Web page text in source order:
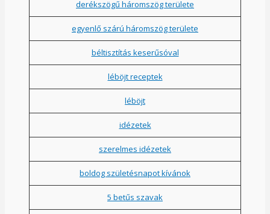
derékszögű háromszög területe
egyenlő szárú háromszög területe
béltisztítás keserűsóval
léböjt receptek
léböjt
idézetek
szerelmes idézetek
boldog születésnapot kívánok
5 betűs szavak